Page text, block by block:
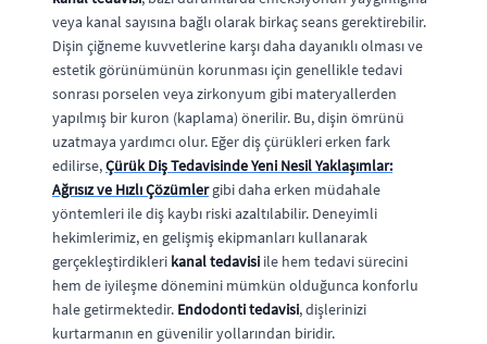
veya kanal sayısına bağlı olarak birkaç seans gerektirebilir.
Dişin çiğneme kuvvetlerine karşı daha dayanıklı olması ve
estetik görünümünün korunması için genellikle tedavi
sonrası porselen veya zirkonyum gibi materyallerden
yapılmış bir kuron (kaplama) önerilir. Bu, dişin ömrünü
uzatmaya yardımcı olur. Eğer diş çürükleri erken fark
edilirse,Çürük Diş Tedavisinde Yeni Nesil Yaklaşımlar:
Ağrısız ve Hızlı Çözümlergibi daha erken müdahale
yöntemleri ile diş kaybı riski azaltılabilir. Deneyimli
hekimlerimiz, en gelişmiş ekipmanları kullanarak
gerçekleştirdikleri kanal tedavisi ile hem tedavi sürecini
hem de iyileşme dönemini mümkün olduğunca konforlu
hale getirmektedir. Endodonti tedavisi, dişlerinizi
kurtarmanın en güvenilir yollarından biridir.